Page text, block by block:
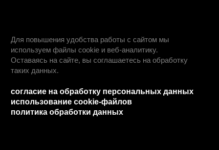
образовательная организация «Колледж городских
предпринимателей».
Лицензия № Л035-01271-78/00675512